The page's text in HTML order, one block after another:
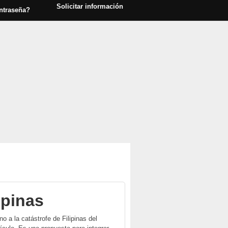
Solicitar información
a la catástrofe de Filipinas del